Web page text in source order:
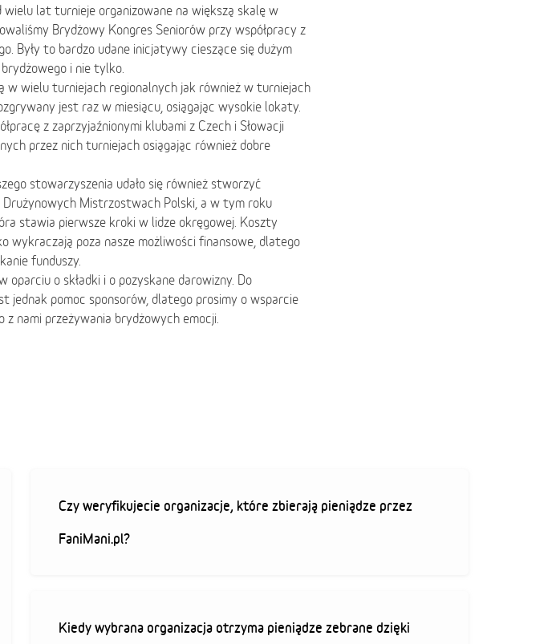
lat turnieje organizowane na większą skalę w
Brydżowy Kongres Seniorów przy współpracy z
Były to bardzo udane inicjatywy cieszące się dużym
i nie tylko.
w wielu turniejach regionalnych jak również w turniejach
jest raz w miesiącu, osiągając wysokie lokaty.
z zaprzyjaźnionymi klubami z Czech i Słowacji
przez nich turniejach osiągając również dobre
stowarzyszenia udało się również stworzyć
Mistrzostwach Polski, a w tym roku
stawia pierwsze kroki w lidze okręgowej. Koszty
wykraczają poza nasze możliwości finansowe, dlatego
funduszy.
o składki i o pozyskane darowizny. Do
jednak pomoc sponsorów, dlatego prosimy o wsparcie
z nami przeżywania brydżowych emocji.
Czy weryfikujecie organizacje, które zbierają pieniądze przez
FaniMani.pl?
Kiedy wybrana organizacja otrzyma pieniądze zebrane dzięki